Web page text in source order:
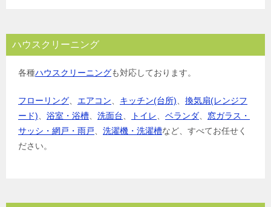
ハウスクリーニング
各種ハウスクリーニングも対応しております。
フローリング エアコン キッチン(台所)
換気扇(レンジフ
ード)
浴室・浴槽 洗面台 トイレ ベランダ
窓ガラス・
サッシ・網戸・雨戸
洗濯機・洗濯槽など、すべてお任せく
ださい。